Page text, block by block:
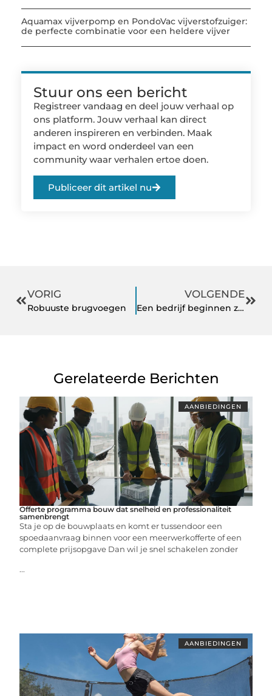
Aquamax vijverpomp en PondoVac vijverstofzuiger:
de perfecte combinatie voor een heldere vijver
Stuur ons een bericht
Registreer vandaag en deel jouw verhaal op
ons platform. Jouw verhaal kan direct
anderen inspireren en verbinden. Maak
impact en word onderdeel van een
community waar verhalen ertoe doen.
Publiceer dit artikel nu
VORIG
Robuuste brugvoegen
VOLGENDE
Een bedrijf beginnen zonder bedrijfspand
Gerelateerde Berichten
AANBIEDINGEN
Offerte programma bouw dat snelheid en professionaliteit
samenbrengt
Sta je op de bouwplaats en komt er tussendoor een
spoedaanvraag binnen voor een meerwerkofferte of een
complete prijsopgave Dan wil je snel schakelen zonder
...
AANBIEDINGEN